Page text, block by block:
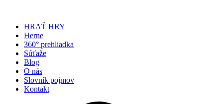
HRAŤ HRY
Herne
360° prehliadka
Súťaže
Blog
O nás
Slovník pojmov
Kontakt